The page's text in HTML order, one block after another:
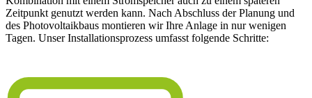
Zeitpunkt genutzt werden kann. Nach Abschluss der Planung und
des Photovoltaikbaus montieren wir Ihre Anlage in nur wenigen
Tagen. Unser Installationsprozess umfasst folgende Schritte: